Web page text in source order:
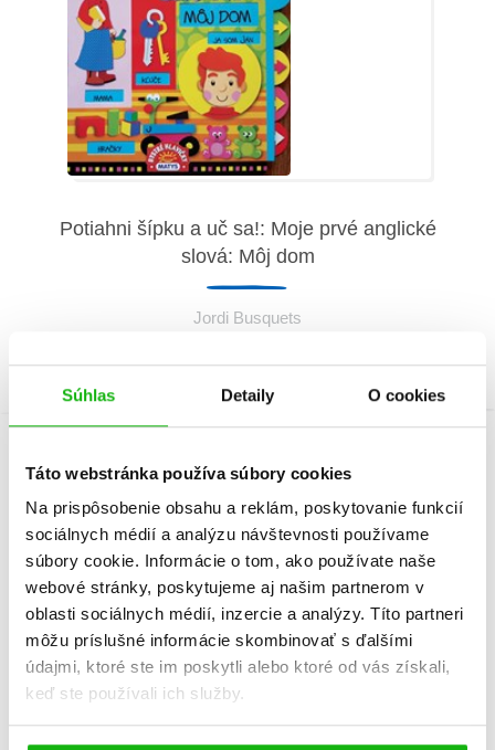
Súhlas Detaily O cookies
Táto webstránka používa súbory cookies
Na prispôsobenie obsahu a reklám, poskytovanie funkcií
sociálnych médií a analýzu návštevnosti používame
súbory cookie. Informácie o tom, ako používate naše
webové stránky, poskytujeme aj našim partnerom v
oblasti sociálnych médií, inzercie a analýzy. Títo partneri
môžu príslušné informácie skombinovať s ďalšími
údajmi, ktoré ste im poskytli alebo ktoré od vás získali,
keď ste používali ich služby.
Potiahni šípku a uč sa!: Moje prvé anglické
slová: Môj dom
Jordi Busquets
Informácie
Žáner
jazyky pre deti
jazyky pre deti
Počet strán 8
Dátum vydania